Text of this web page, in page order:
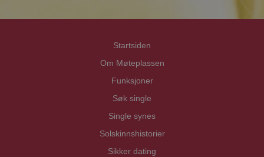
Startsiden
Om Møteplassen
Funksjoner
Søk single
Single synes
Solskinnshistorier
Sikker dating